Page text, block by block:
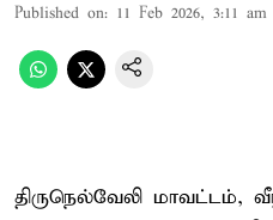
Published on: 11 Feb 2026, 3:11 am
திருநெல்வேலி மாவட்டம்,